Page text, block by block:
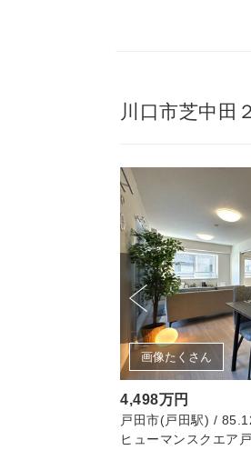
川口市芝中田
画像たくさん
4,498万円
戸田市(戸田駅) /
ヒューマンスクエア